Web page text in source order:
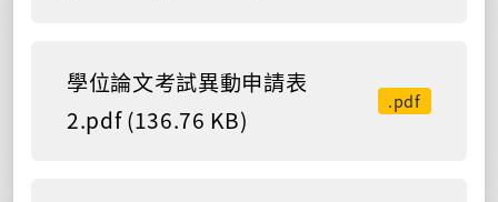
學位論文考試異動申請表
2.pdf (136.76 KB)
.pdf